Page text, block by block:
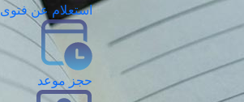
استعلام عن فتوى
حجز موعد